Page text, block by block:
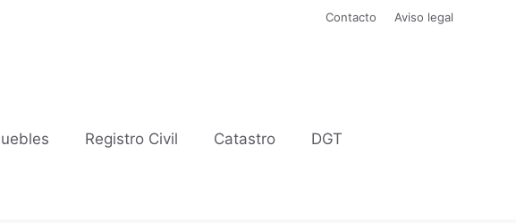
Contacto Aviso legal
Registro Civil Catastro DGT